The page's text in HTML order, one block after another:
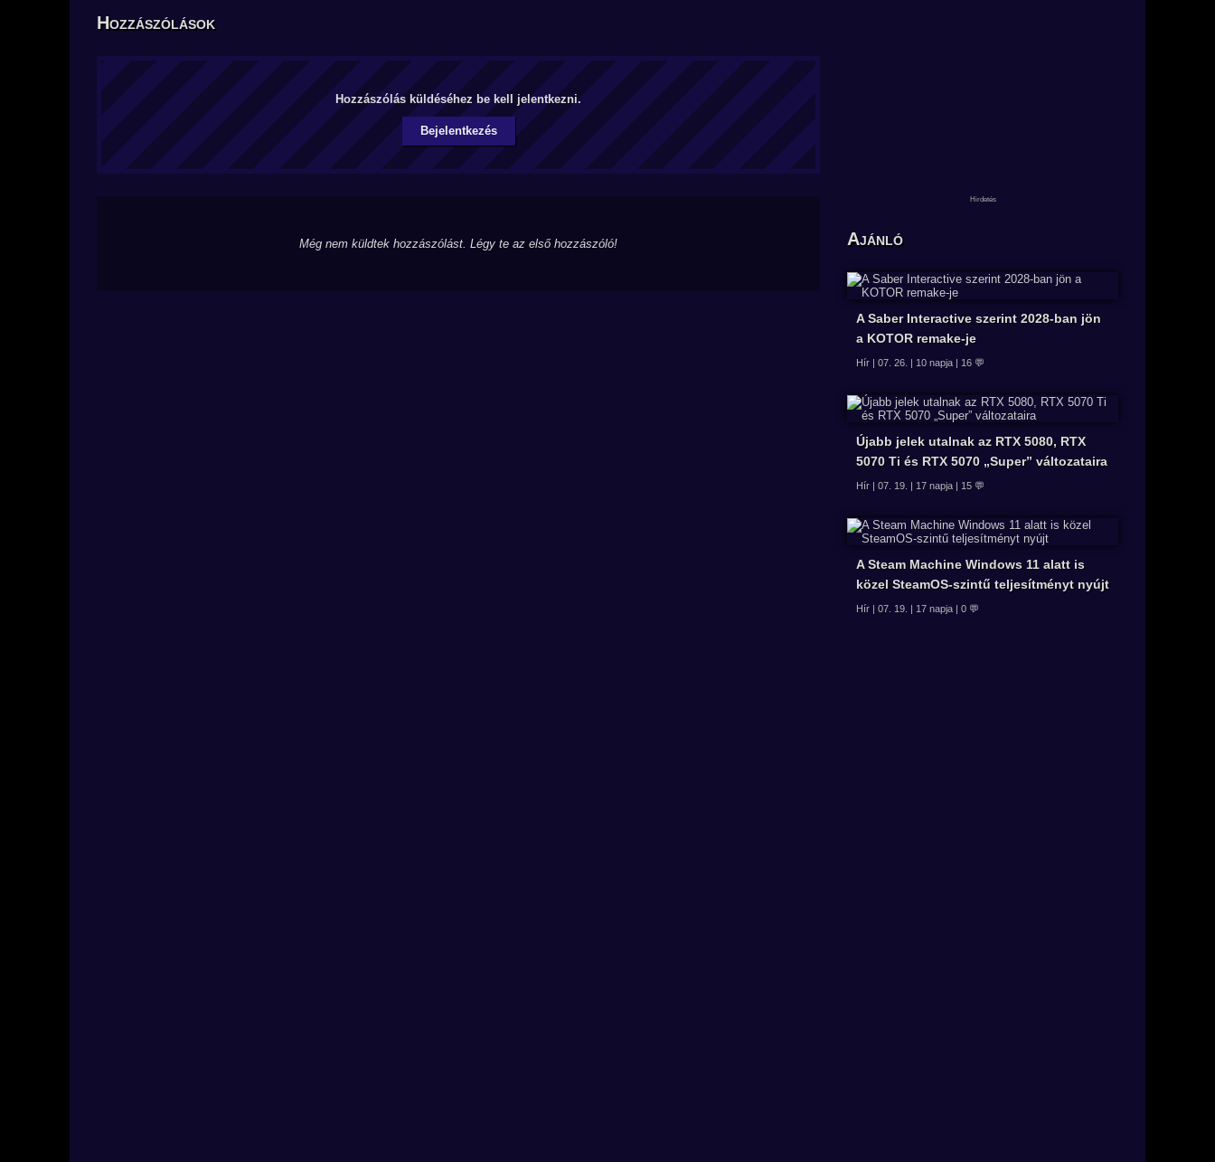
Hozzászólások
Hozzászólás küldéséhez be kell jelentkezni.
Bejelentkezés
Még nem küldtek hozzászólást. Légy te az első hozzászóló! Ajánló
A Saber Interactive szerint 2028-ban jön
a KOTOR remake-je
Hír | 07. 26. | 10 napja | 16 💬
Újabb jelek utalnak az RTX 5080, RTX
5070 Ti és RTX 5070 „Super” változataira
Hír | 07. 19. | 17 napja | 15 💬
A Steam Machine Windows 11 alatt is
közel SteamOS-szintű teljesítményt nyújt
Hír | 07. 19. | 17 napja | 0 💬